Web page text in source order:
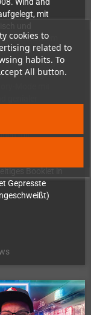
cookies to
related to
habits. To
All button.
Wind and
mit
hat in Tests
vor allen Dingen
beschäftigt sein
Mode mit
genialer
mit
Games Viele,
und zur
Gepresste